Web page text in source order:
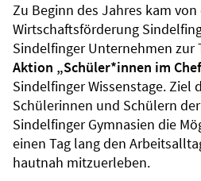
Zu Beginn des Jahres kam von
Wirtschaftsförderung
Sindelfinger Unternehmen zur
Aktion „Schüler*innen im
Sindelfinger Wissenstage. Ziel
Schülerinnen und Schülern
Sindelfinger Gymnasien die
einen Tag lang den
hautnah mitzuerleben.